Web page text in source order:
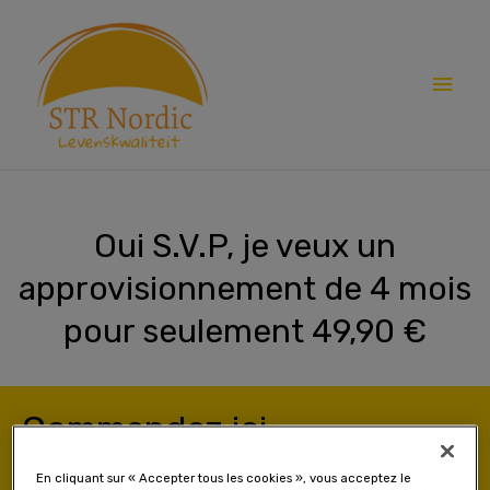
content
Oui S.V.P, je veux un
approvisionnement de 4 mois
pour seulement 49,90 €
Commandez ici
Le premier colis contient 240 capsules Family Omega+ pour le prix
En cliquant sur « Accepter tous les cookies », vous acceptez le